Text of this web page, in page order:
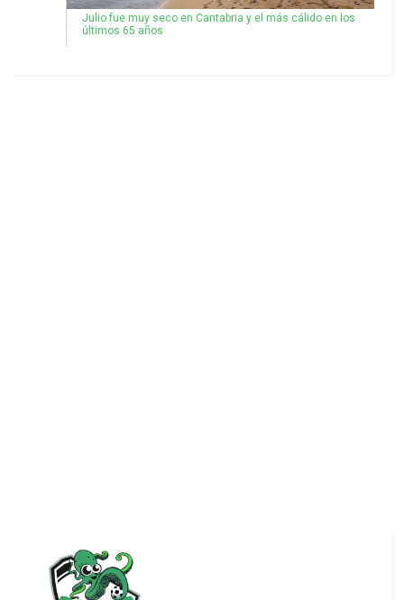
Julio fue muy seco en Cantabria y el más cálido en los
últimos 65 años